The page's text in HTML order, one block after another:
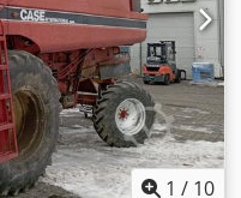
1 / 10